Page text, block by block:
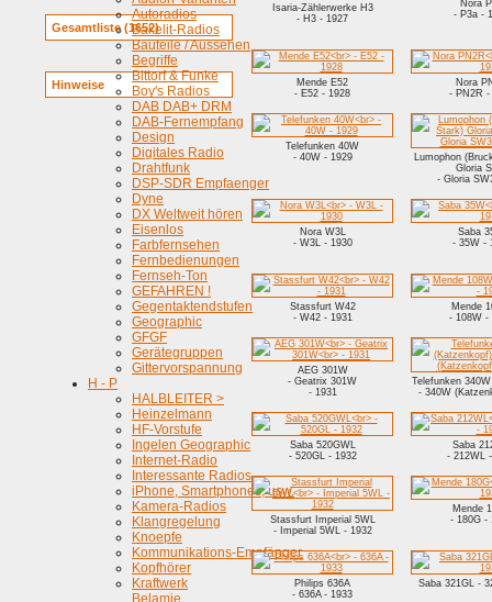
Autoradios
Bakelit-Radios
Bauteile / Aussehen
Begriffe
Bittorf & Funke
Boy's Radios
DAB DAB+ DRM
DAB-Fernempfang
Design
Digitales Radio
Drahtfunk
DSP-SDR Empfaenger
Dyne
DX Weltweit hören
Eisenlos
Farbfernsehen
Fernbedienungen
Fernseh-Ton
GEFAHREN !
Gegentaktendstufen
Geographic
GFGF
Gerätegruppen
Gittervorspannung
H - P
HALBLEITER >
Heinzelmann
HF-Vorstufe
Ingelen Geographic
Internet-Radio
Interessante Radios
iPhone, Smartphones, usw.
Kamera-Radios
Klangregelung
Knoepfe
Kommunikations-Empfänger
Kopfhörer
Kraftwerk
Belamie
Gesamtliste (1652)
Hinweise
Isaria-Zählerwerke H3
- H3 - 1927
Nora
- P3a -
Mende E52
- E52 - 1928
Nora
- PN2R -
Telefunken 40W
- 40W - 1929
Lumophon
Gloria
- Gloria
Nora W3L
- W3L - 1930
Saba
- 35W -
Stassfurt W42
- W42 - 1931
Mende
- 108W -
AEG 301W
- Geatrix 301W
- 1931
Telefunken
- 340W
Saba 520GWL
- 520GL - 1932
Saba
- 212WL
Stassfurt Imperial 5WL
- Imperial 5WL - 1932
Mende
- 180G -
Philips 636A
- 636A - 1933
Saba 321GL -